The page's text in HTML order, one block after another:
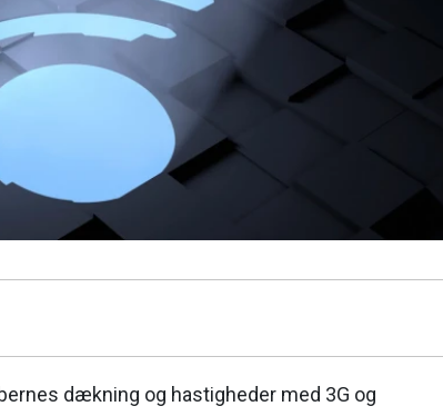
dækning og hastigheder med 3G og